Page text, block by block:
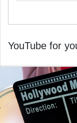
YouTube for